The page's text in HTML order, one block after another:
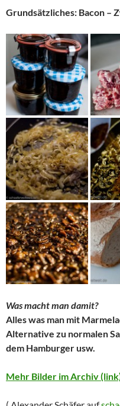
Grundsätzliches: Bacon –
Was macht man damit?
Alles was man mit
Alternative zu normalen
dem Hamburger usw.
Mehr Bilder im Archiv